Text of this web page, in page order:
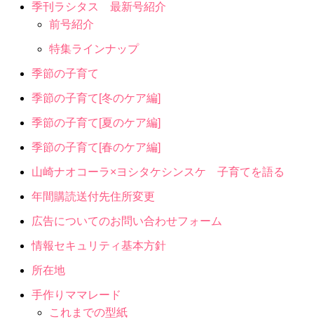
季刊ラシタス 最新号紹介
前号紹介
特集ラインナップ
季節の子育て
季節の子育て[冬のケア編]
季節の子育て[夏のケア編]
季節の子育て[春のケア編]
山崎ナオコーラ×ヨシタケシンスケ 子育てを語る
年間購読送付先住所変更
広告についてのお問い合わせフォーム
情報セキュリティ基本方針
所在地
手作りママレード
これまでの型紙